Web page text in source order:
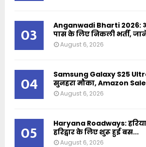
03
Anganwadi Bharti 2026:
पास के लिए निकली भर्ती,
August 6, 2026
04
Samsung Galaxy S25
सुनहरा मौका, Amazon
August 6, 2026
05
Haryana Roadways:
हरिद्वार के लिए शुरू हुई बस...
August 6, 2026